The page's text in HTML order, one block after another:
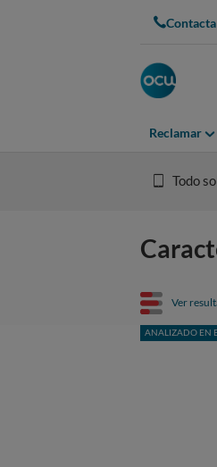
Reclamar
Todo
Ver
ANALIZADO EN